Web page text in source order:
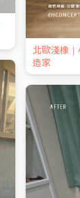
北歐淺橡
造家